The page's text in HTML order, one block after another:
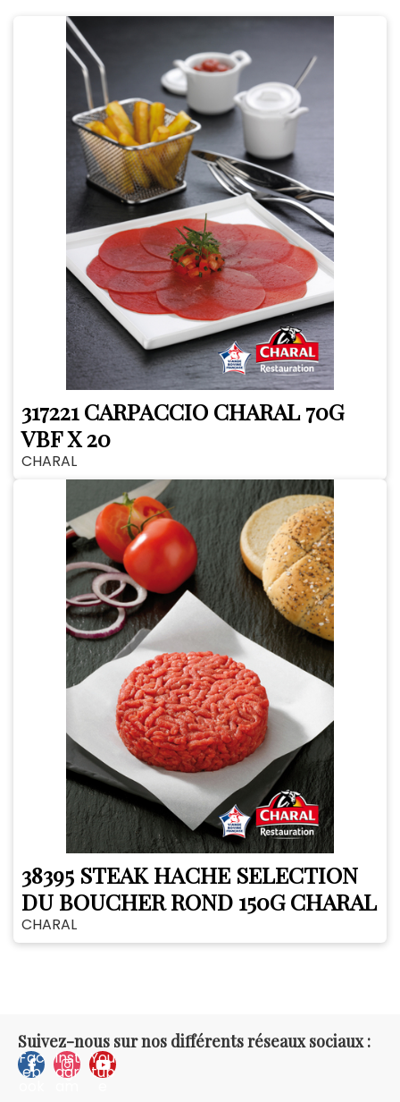
317221 CARPACCIO CHARAL 70G
VBF X 20
CHARAL
38395 STEAK HACHE SELECTION
DU BOUCHER ROND 150G CHARAL
CHARAL
Suivez-nous sur nos différents réseaux sociaux :
Fac
eb
Inst
agr
You
tub